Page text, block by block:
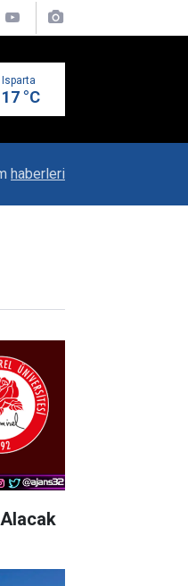
Isparta
17 °C
Sistemi İle Yeni
haberleri